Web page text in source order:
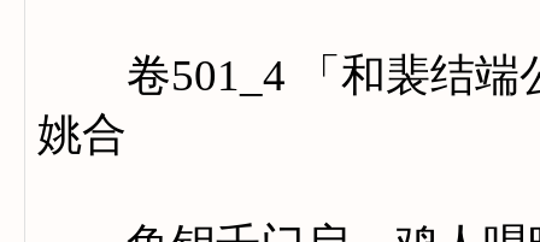
卷501_4 「和裴结端
姚合